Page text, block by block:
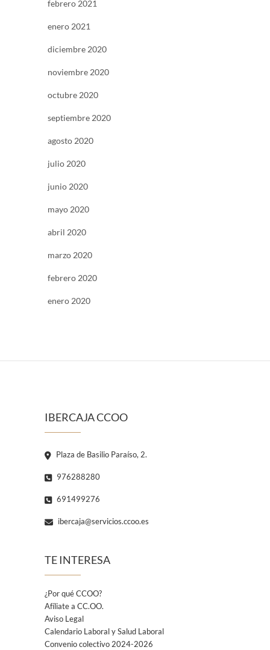
febrero 2021
enero 2021
diciembre 2020
noviembre 2020
octubre 2020
septiembre 2020
agosto 2020
julio 2020
junio 2020
mayo 2020
abril 2020
marzo 2020
febrero 2020
enero 2020
IBERCAJA CCOO
Plaza de Basilio Paraíso, 2.
976288280
691499276
ibercaja@servicios.ccoo.es
TE INTERESA
¿Por qué CCOO?
Afíliate a CC.OO.
Aviso Legal
Calendario Laboral y Salud Laboral
Convenio colectivo 2024-2026